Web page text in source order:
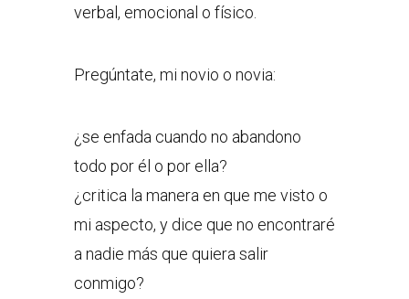
verbal, emocional o físico.
Pregúntate, mi novio o novia:
¿se enfada cuando no abandono
todo por él o por ella?
¿critica la manera en que me visto o
mi aspecto, y dice que no encontraré
a nadie más que quiera salir
conmigo?